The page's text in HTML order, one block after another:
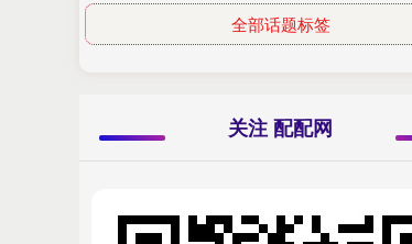
全部话题标签
关注 配配网